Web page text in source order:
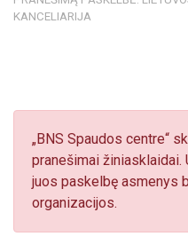
KANCELIARIJA
„BNS Spaudos centre“
pranešimai žiniasklaidai.
juos paskelbę asmenys
organizacijos.